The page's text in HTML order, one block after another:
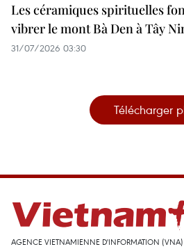
Les céramiques spirituelles
vibrer le mont Bà Den à Tây
31/07/2026 03:30
Télécharger
AGENCE VIETNAMIENNE D'INFORMATION (VNA)